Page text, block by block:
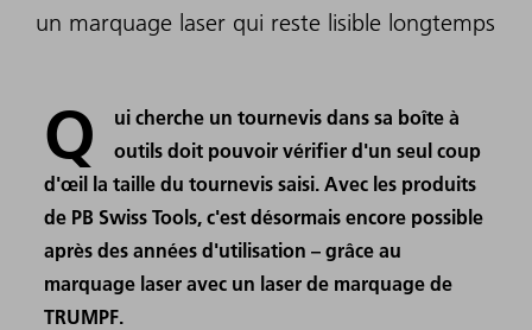
un marquage laser qui reste lisible longtemps
Q
ui cherche un tournevis dans sa boîte à
outils doit pouvoir vérifier d'un seul coup
d'œil la taille du tournevis saisi. Avec les produits
de PB Swiss Tools, c'est désormais encore possible
après des années d'utilisation – grâce au
marquage laser avec un laser de marquage de
TRUMPF.